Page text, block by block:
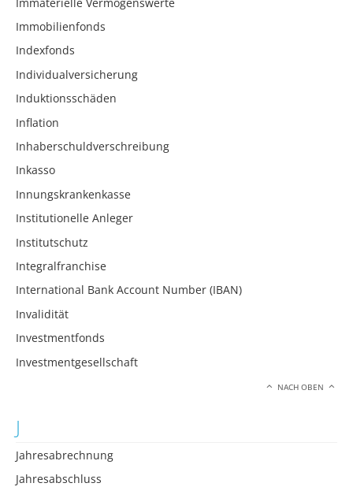
Immobilienfonds
Indexfonds
Individualversicherung
Induktionsschäden
Inflation
Inhaberschuldverschreibung
Inkasso
Innungskrankenkasse
Institutionelle Anleger
Institutschutz
Integralfranchise
International Bank Account Number (IBAN)
Invalidität
Investmentfonds
Investmentgesellschaft
NACH OBEN
J
Jahresabrechnung
Jahresabschluss